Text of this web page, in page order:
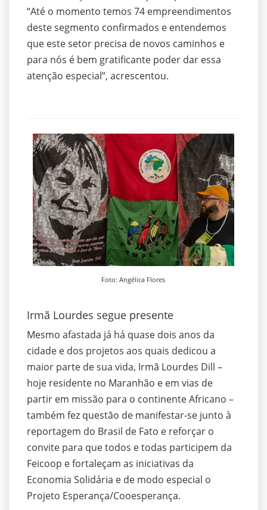
“Até o momento temos 74 empreendimentos
deste segmento confirmados e entendemos
que este setor precisa de novos caminhos e
para nós é bem gratificante poder dar essa
atenção especial”, acrescentou.
Foto: Angélica Flores
Irmã Lourdes segue presente
Mesmo afastada já há quase dois anos da
cidade e dos projetos aos quais dedicou a
maior parte de sua vida, Irmã Lourdes Dill –
hoje residente no Maranhão e em vias de
partir em missão para o continente Africano –
também fez questão de manifestar-se junto à
reportagem do Brasil de Fato e reforçar o
convite para que todos e todas participem da
Feicoop e fortaleçam as iniciativas da
Economia Solidária e de modo especial o
Projeto Esperança/Cooesperança.